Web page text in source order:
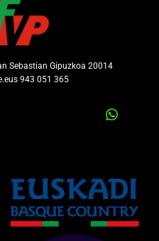
Sebastian Gipuzkoa 20014
943 051 365